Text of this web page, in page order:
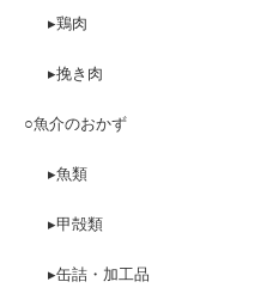
▸鶏肉
▸挽き肉
○魚介のおかず
▸魚類
▸甲殻類
▸缶詰・加工品